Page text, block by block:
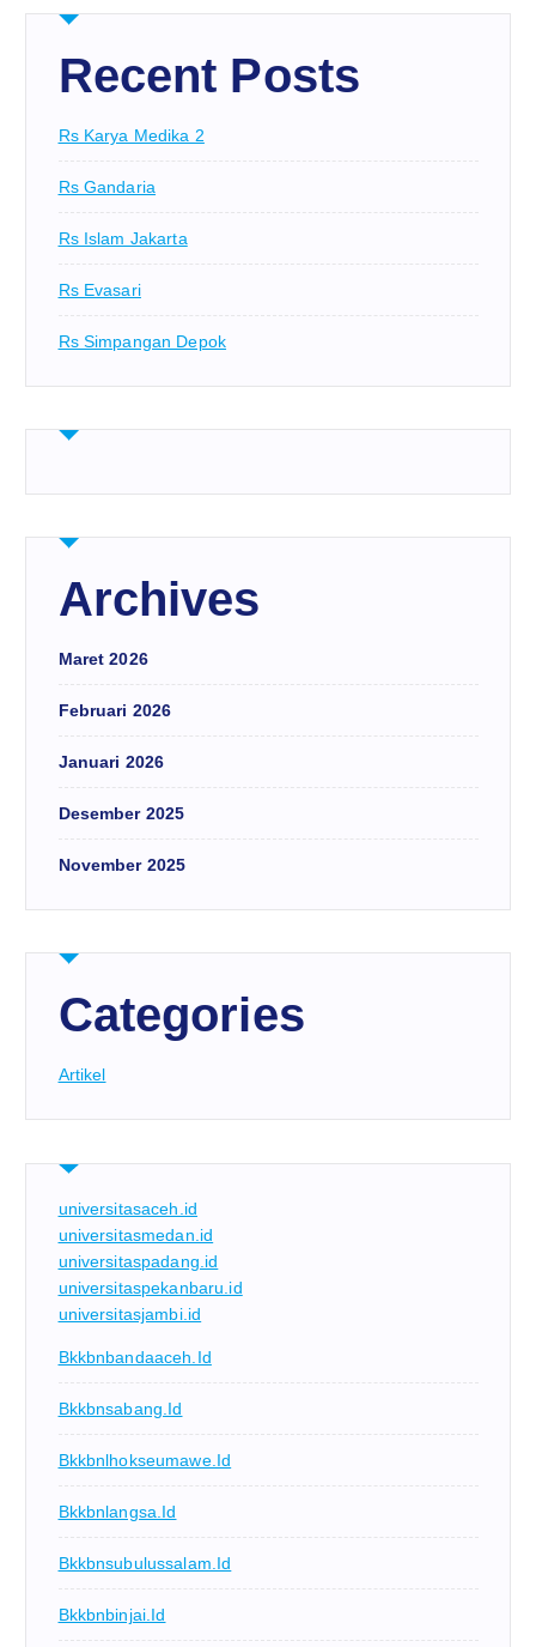
Recent Posts
Rs Karya Medika 2
Rs Gandaria
Rs Islam Jakarta
Rs Evasari
Rs Simpangan Depok
Archives
Maret 2026
Februari 2026
Januari 2026
Desember 2025
November 2025
Categories
Artikel
universitasaceh.id
universitasmedan.id
universitaspadang.id
universitaspekanbaru.id
universitasjambi.id
Bkkbnbandaaceh.id
Bkkbnsabang.id
Bkkbnlhokseumawe.id
Bkkbnlangsa.id
Bkkbnsubulussalam.id
Bkkbnbinjai.id